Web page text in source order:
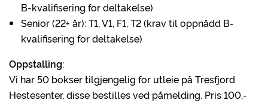
B-kvalifisering for deltakelse)
Senior (22+ år): T1, V1, F1, T2 (krav til oppnådd B-
kvalifisering for deltakelse)
Oppstalling:
Vi har 50 bokser tilgjengelig for utleie på Tresfjord
Hestesenter, disse bestilles ved påmelding. Pris 100,-